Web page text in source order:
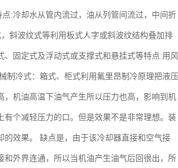
:冷却水从管内流过，油从列管间流过，中间折
斜波纹式等利用板式人字或斜波纹结构叠加排
固定式及浮动式或支撑式和悬挂式等特点:用风
制冷式：箱式、柜式利用氟里昂制冷原理把液压
机油高温下油气产生所以压力也高，影响到机
个减轻压力的口。但是效果不是非常理想。装
效果。 缺点是，由于该冷却器直接和空气接
外界连通，所以当机油产生油气后回很出，所